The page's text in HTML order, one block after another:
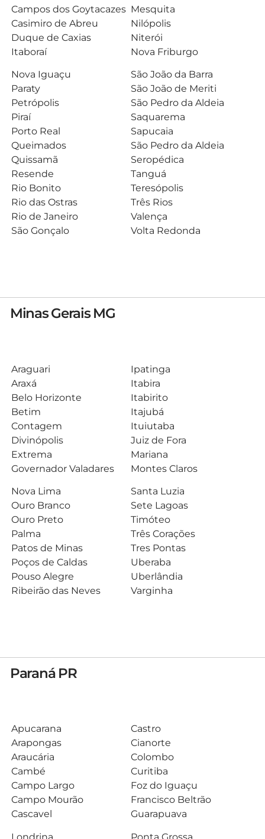
Campos dos Goytacazes
Casimiro de Abreu
Duque de Caxias
Itaboraí
Mesquita
Nilópolis
Niterói
Nova Friburgo
Nova Iguaçu
Paraty
Petrópolis
Piraí
Porto Real
Queimados
Quissamã
Resende
Rio Bonito
Rio das Ostras
Rio de Janeiro
São Gonçalo
São João da Barra
São João de Meriti
São Pedro da Aldeia
Saquarema
Sapucaia
São Pedro da Aldeia
Seropédica
Tanguá
Teresópolis
Três Rios
Valença
Volta Redonda
Minas Gerais MG
Araguari
Araxá
Belo Horizonte
Betim
Contagem
Divinópolis
Extrema
Governador Valadares
Ipatinga
Itabira
Itabirito
Itajubá
Ituiutaba
Juiz de Fora
Mariana
Montes Claros
Nova Lima
Ouro Branco
Ouro Preto
Palma
Patos de Minas
Poços de Caldas
Pouso Alegre
Ribeirão das Neves
Santa Luzia
Sete Lagoas
Timóteo
Três Corações
Tres Pontas
Uberaba
Uberlândia
Varginha
Paraná PR
Apucarana
Arapongas
Araucária
Cambé
Campo Largo
Campo Mourão
Cascavel
Castro
Cianorte
Colombo
Curitiba
Foz do Iguaçu
Francisco Beltrão
Guarapuava